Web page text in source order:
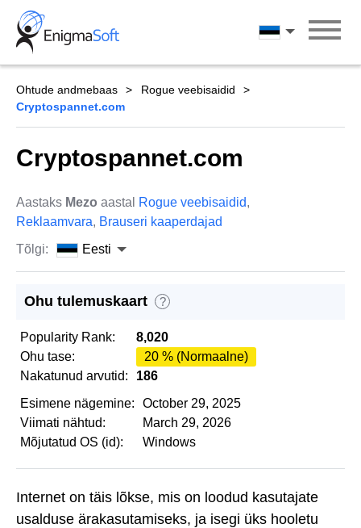
Skip
content
Eesti
Ohtude andmebaas
Rogue veebisaidid
Cryptospannet.com
Cryptospannet.com
Aastaks Mezo aastal Rogue veebisaidid,
Reklaamvara, Brauseri kaaperdajad
Tõlgi:
Eesti
Ohu tulemuskaart ?
Popularity Rank:
8,020
Ohu tase:
20 % (Normaalne)
Nakatunud arvutid:
186
Esimene nägemine:
October 29, 2025
Viimati nähtud:
March 29, 2026
Mõjutatud OS (id):
Windows
Internet on täis lõkse, mis on loodud kasutajate
usalduse ärakasutamiseks, ja isegi üks hooletu